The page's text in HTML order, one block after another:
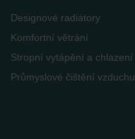
Designové radiátory
Komfortní větrání
Stropní vytápění a chlazení
Průmyslové čištění vzduchu